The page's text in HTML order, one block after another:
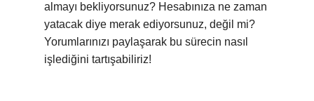
almayı bekliyorsunuz? Hesabınıza ne zaman
yatacak diye merak ediyorsunuz, değil mi?
Yorumlarınızı paylaşarak bu sürecin nasıl
işlediğini tartışabiliriz!